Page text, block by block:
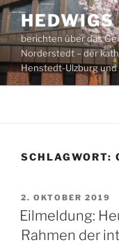
Zum
Inhalt
springenberichten über das
Norderstedt – der
Henstedt-Ulzburg
SCHLAGWORT:
VERÖFFENTLICHT
AM
2. OKTOBER 2019
Eilmeldung:
Rahmen der